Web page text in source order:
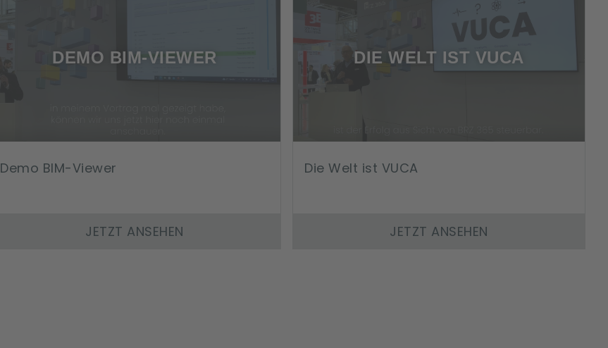
DEMO BIM-VIEWER
Demo BIM-Viewer
JETZT ANSEHEN
DIE WELT IST VUCA
Die Welt ist VUCA
JETZT ANSEHEN